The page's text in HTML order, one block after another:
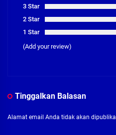
3 Star
2 Star
1 Star
(Add your review)
Tinggalkan Balasan
Alamat email Anda tidak akan